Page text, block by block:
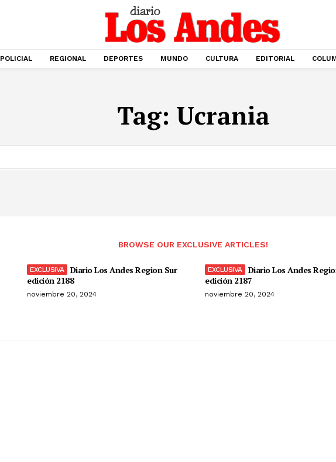
POLICIAL REGIONAL DEPORTES MUNDO CULTURA EDITORIAL
Tag: Ucrania
BROWSE OUR EXCLUSIVE ARTICLES!
Diario Los Andes Region Sur
edición 2188
noviembre 20, 2024
Diario Los Andes
edición 2187
noviembre 20, 2024